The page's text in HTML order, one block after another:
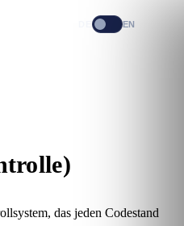
EN
das jeden Codestand